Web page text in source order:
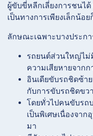
ผู้ขับขี่หลีกเลี่ยงการชนไ
เป็นทางการเพียงเล็กน้อย
ลักษณะเฉพาะบางประก
รถยนต์ส่วนใหญ่ไม่
ความเสียหายจาก
อินเดียขับรถชิดซ้า
กับการขับรถชิดขว
โดยทั่วไปคนขับรถ
เป็นพิเศษเนื่องจาก
มา